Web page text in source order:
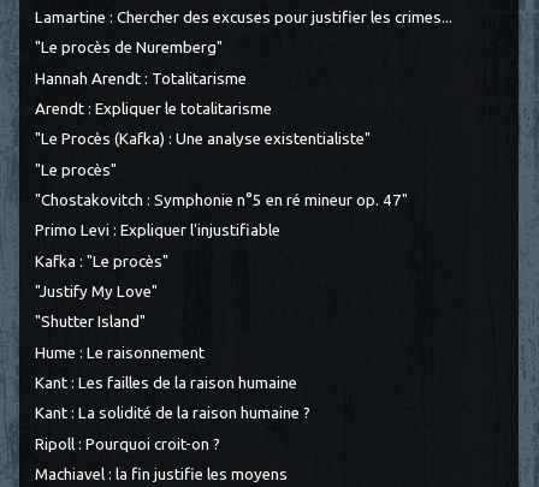
Lamartine : Chercher des excuses pour justifier les crimes...
"Le procès de Nuremberg"
Hannah Arendt : Totalitarisme
Arendt : Expliquer le totalitarisme
"Le Procès (Kafka) : Une analyse existentialiste"
"Le procès"
"Chostakovitch : Symphonie n°5 en ré mineur op. 47"
Primo Levi : Expliquer l'injustifiable
Kafka : "Le procès"
"Justify My Love"
"Shutter Island"
Hume : Le raisonnement
Kant : Les failles de la raison humaine
Kant : La solidité de la raison humaine ?
Ripoll : Pourquoi croit-on ?
Machiavel : la fin justifie les moyens